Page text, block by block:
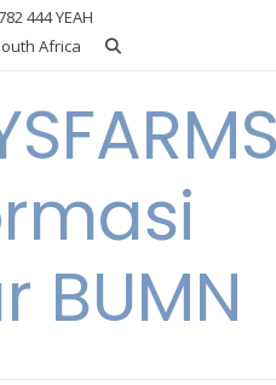
444 YEAH
Africa
BUMN